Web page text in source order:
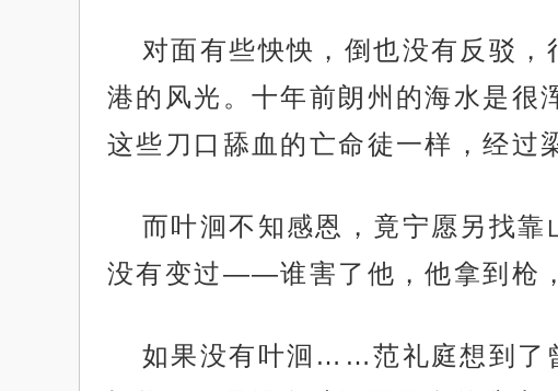
对面有些怏怏，倒也没有反驳
港的风光。十年前朗州的海水是很
这些刀口舔血的亡命徒一样，经过
而叶洄不知感恩，竟宁愿另找
没有变过——谁害了他，他拿到枪
如果没有叶洄……范礼庭想到了